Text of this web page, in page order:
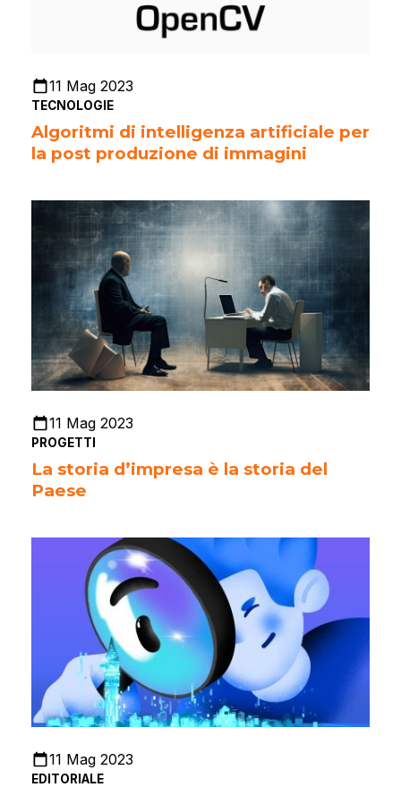
11 Mag 2023
TECNOLOGIE
Algoritmi di intelligenza artificiale per
la post produzione di immagini
11 Mag 2023
PROGETTI
La storia d’impresa è la storia del
Paese
11 Mag 2023
EDITORIALE